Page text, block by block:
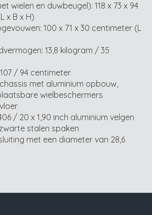
wielen en duwbeugel): 118 x 73 x 94
x B x H)
100 x 71 x 30 centimeter (L
13,8 kilogram / 35
/ 94 centimeter
met aluminium opbouw,
wielbeschermers
/ 20 x 1,90 inch aluminium velgen
stalen spaken
met een diameter van 28,6